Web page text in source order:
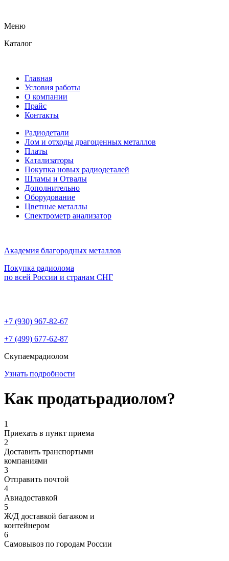
Меню
Каталог
Главная
Условия работы
О компании
Прайс
Контакты
Радиодетали
Лом и отходы драгоценных металлов
Платы
Катализаторы
Покупка новых радиодеталей
Шламы и Отвалы
Дополнительно
Оборудование
Цветные металлы
Спектрометр анализатор
Академия благородных металлов
Покупка радиолома
по всей России и странам СНГ
+7 (930) 967-82-67
+7 (499) 677-62-87
Скупаемрадиолом
Узнать подробности
Как продатьрадиолом?
1
Приехать в пункт приема
2
Доставить транспортыми
компаниями
3
Отправить почтой
4
Авиадоставкой
5
Ж/Д доставкой багажом и
контейнером
6
Самовывоз по городам России